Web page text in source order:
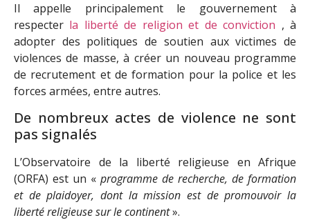
Il appelle principalement le gouvernement à
respecter la liberté de religion et de conviction , à
adopter des politiques de soutien aux victimes de
violences de masse, à créer un nouveau programme
de recrutement et de formation pour la police et les
forces armées, entre autres.
De nombreux actes de violence ne sont
pas signalés
L’Observatoire de la liberté religieuse en Afrique
(ORFA) est un « programme de recherche, de formation
et de plaidoyer, dont la mission est de promouvoir la
liberté religieuse sur le continent».